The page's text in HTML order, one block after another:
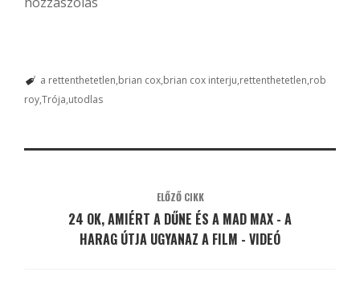
a rettenthetetlen brian cox brian cox interju rettenthetetlen rob
royTrója utodlas
ELŐZŐ CIKK
24 OK, AMIÉRT A DŰNE ÉS A MAD MAX - A
HARAG ÚTJA UGYANAZ A FILM - VIDEÓ